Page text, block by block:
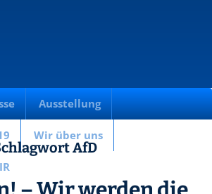
Ausstellung
Wir über uns
AfD